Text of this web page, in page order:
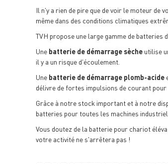
Il n'y a rien de pire que de voir le moteur
même dans des conditions climatiques
TVH propose une large gamme de batteries
Une batterie de démarrage sèche utilise
il y a un risque d'écoulement.
Une batterie de démarrage plomb-acide
délivre de fortes impulsions de courant pour
Grâce à notre stock important et à notre
batteries pour toutes les machines
Vous doutez de la batterie pour chariot
votre activité ne s'arrêtera pas !